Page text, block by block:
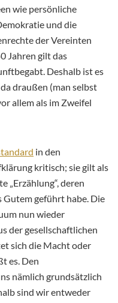
wie persönliche
und die
der Vereinten
Jahren gilt das
Deshalb ist es
draußen (man selbst
allem als im Zweifel
in den
kritisch; sie gilt als
„Erzählung“, deren
geführt habe. Die
nun wieder
der gesellschaftlichen
sich die Macht oder
es. Den
nämlich grundsätzlich
sind wir entweder